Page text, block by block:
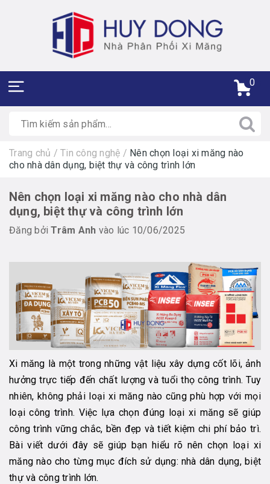
0
Trang chủ / Tin công nghệ / Nên chọn loại xi măng nào
cho nhà dân dụng, biệt thự và công trình lớn
Nên chọn loại xi măng nào cho nhà dân
dụng, biệt thự và công trình lớn
Đăng bởiTrâm Anh vào lúc 10/06/2025
Xi măng là một trong những vật liệu xây dựng cốt lõi, ảnh
hưởng trực tiếp đến chất lượng và tuổi thọ công trình. Tuy
nhiên, không phải loại xi măng nào cũng phù hợp với mọi
loại công trình. Việc lựa chọn đúng loại xi măng sẽ giúp
công trình vững chắc, bền đẹp và tiết kiệm chi phí bảo trì.
Bài viết dưới đây sẽ giúp bạn hiểu rõ nên chọn loại xi
măng nào cho từng mục đích sử dụng: nhà dân dụng, biệt
thự và công trình lớn.